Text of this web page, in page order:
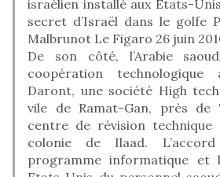
israélien installé aux Etats-
secret d’Israël dans le golfe
Malbrunot Le Figaro 26 juin
De son côté, l’Arabie
coopération
Daront, une société High
vile de Ramat-Gan, près de
centre de révision technique
colonie de Ilaad.
programme informatique et